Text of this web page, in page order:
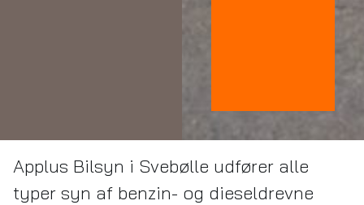
Applus Bilsyn i Svebølle udfører alle
typer syn af benzin- og dieseldrevne